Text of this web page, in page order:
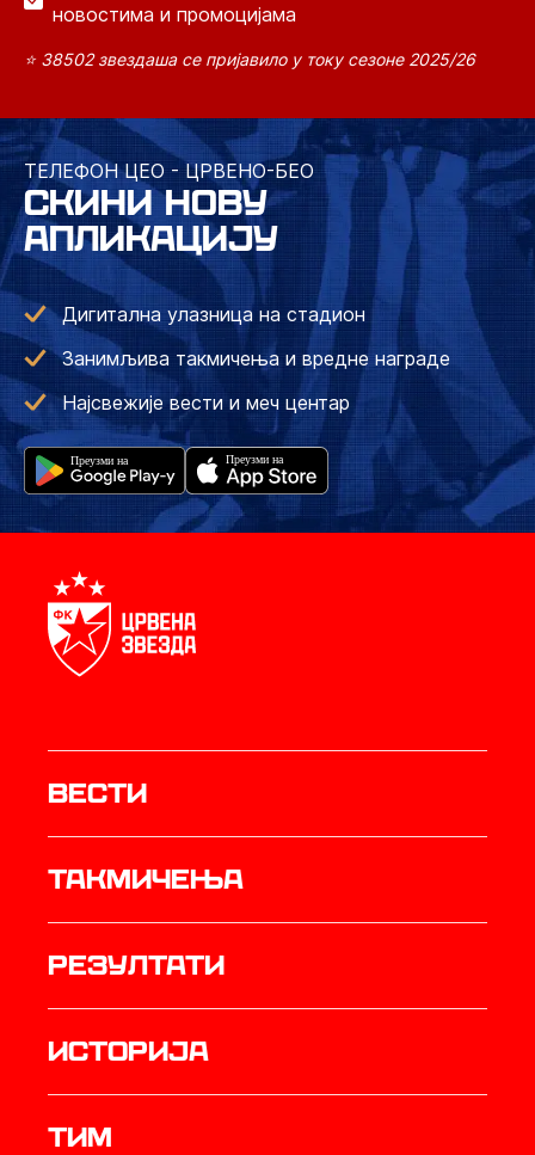
новостима и промоцијама
⭐ 38502 звездаша се пријавило у току сезоне 2025/26
ТЕЛЕФОН ЦЕО - ЦРВЕНО-БЕО
СКИНИ НОВУ
АПЛИКАЦИЈУ
Дигитална улазница на стадион
Занимљива такмичења и вредне награде
Најсвежије вести и меч центар
Вести
Такмичења
резултати
историја
ТИМ